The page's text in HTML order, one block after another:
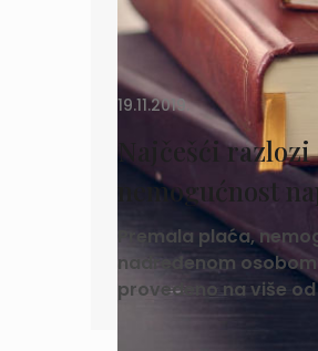
19.11.2019.
Najčešći razlozi
nemogućnost
Premala plaća,
nadređenom
provedeno na više